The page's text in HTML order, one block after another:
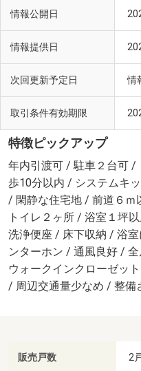
情報公開日
情報提供日
次回更新予定日 情
取引条件有効期限
特徴ピックアップ
年内引渡可 / 駐車２台可 /
歩10分以内 / システムキ
/ 閑静な住宅地 / 前道６
トイレ２ヶ所 / 浴室１坪
洗浄便座 / 床下収納 / 浴
ンターホン / 通風良好 /
ウォークインクローゼッ
/ 周辺交通量少なめ / 整備
販売戸数 2